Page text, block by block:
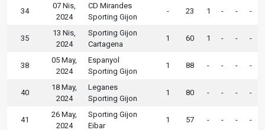
34
07 Nis,
2024
CD Mirandes
Sporting Gijon
- 23 1 - - -
35
13 Nis,
2024
Sporting Gijon
Cartagena
1 60 1 - - -
38
05 May,
2024
Espanyol
Sporting Gijon
1 88 - - - -
40
18 May,
2024
Leganes
Sporting Gijon
1 80 - - - -
41
26 May,
2024
Sporting Gijon
Eibar
1 57 - - - -